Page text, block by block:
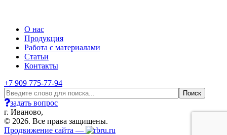
О нас
Продукция
Работа с материалами
Статьи
Контакты
+7 909 775-77-94
задать вопрос
г. Иваново,
© 2026. Все права защищены.
Продвижение сайта —